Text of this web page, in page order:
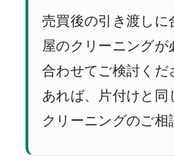
売買後の引き渡しに
屋のクリーニングが
合わせてご検討くだ
あれば、片付けと同
クリーニングのご相